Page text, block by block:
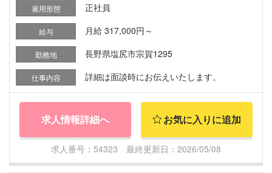
雇用形態 正社員
給与 月給 317,000円～
勤務地 長野県塩尻市宗賀1295
仕事内容 詳細は面談時にお伝えいたします。
求人情報詳細へ お気に入りに追加
求人番号：54323 最終更新日：2026/05/08